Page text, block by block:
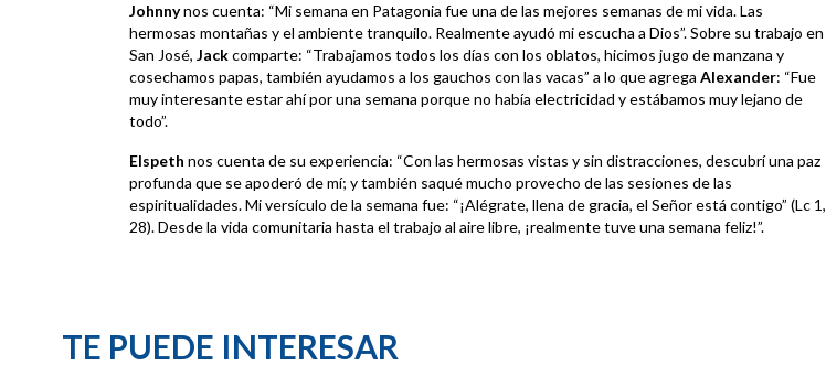
Johnnynos cuenta: “Mi semana en Patagonia fue una de las mejores semanas de mi vida. Las
hermosas montañas y el ambiente tranquilo. Realmente ayudó mi escucha a Dios”. Sobre su trabajo en
San José, Jackcomparte: “Trabajamos todos los días con los oblatos, hicimos jugo de manzana y
cosechamos papas, también ayudamos a los gauchos con las vacas” a lo que agrega Alexander: “Fue
muy interesante estar ahí por una semana porque no había electricidad y estábamos muy lejano de
todo”.
Elspeth nos cuenta de su experiencia: “Con las hermosas vistas y sin distracciones, descubrí una paz
profunda que se apoderó de mí; y también saqué mucho provecho de las sesiones de las
espiritualidades. Mi versículo de la semana fue: “¡Alégrate, llena de gracia, el Señor está contigo” (Lc 1,
28). Desde la vida comunitaria hasta el trabajo al aire libre, ¡realmente tuve una semana feliz!”.
TE PUEDE INTERESAR